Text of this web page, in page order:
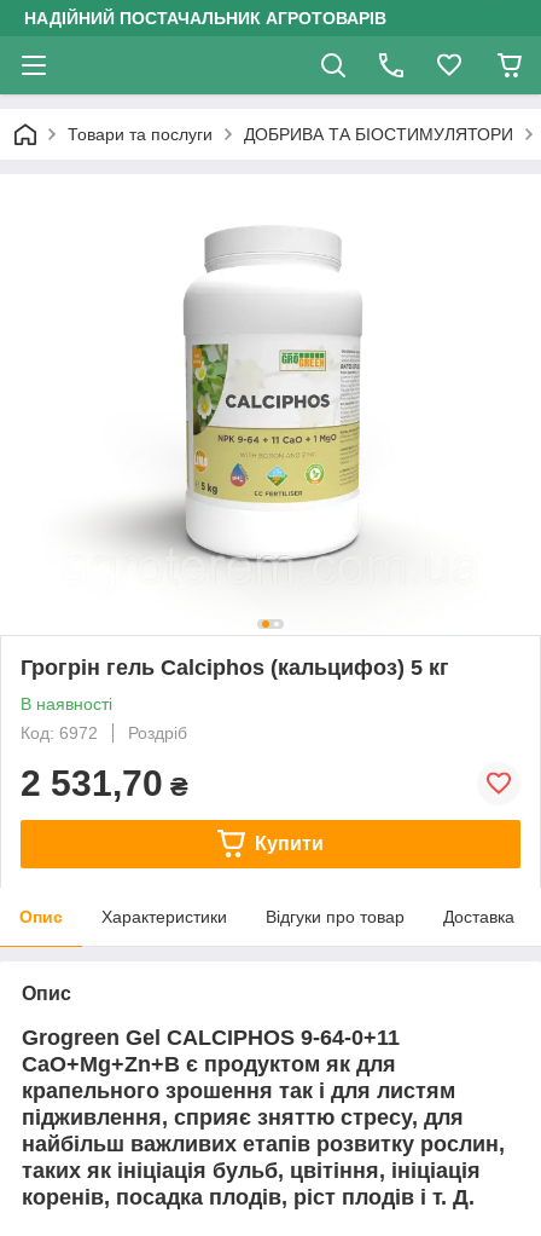
НАДІЙНИЙ ПОСТАЧАЛЬНИК АГРОТОВАРІВ
Товари та послуги ДОБРИВА ТА БІОСТИМУЛЯТОРИ
Грогрін гель Calciphos (кальцифоз) 5 кг
В наявності
Код: 6972
Роздріб
2 531,70 ₴
Купити
Опис Характеристики Відгуки про товар Доставка
Опис
Grogreen Gel CALCIPHOS 9-64-0+11
CaO+Mg+Zn+B є продуктом як для
крапельного зрошення так і для листям
підживлення, сприяє зняттю стресу, для
найбільш важливих етапів розвитку рослин,
таких як ініціація бульб, цвітіння, ініціація
коренів, посадка плодів, ріст плодів і т. Д.